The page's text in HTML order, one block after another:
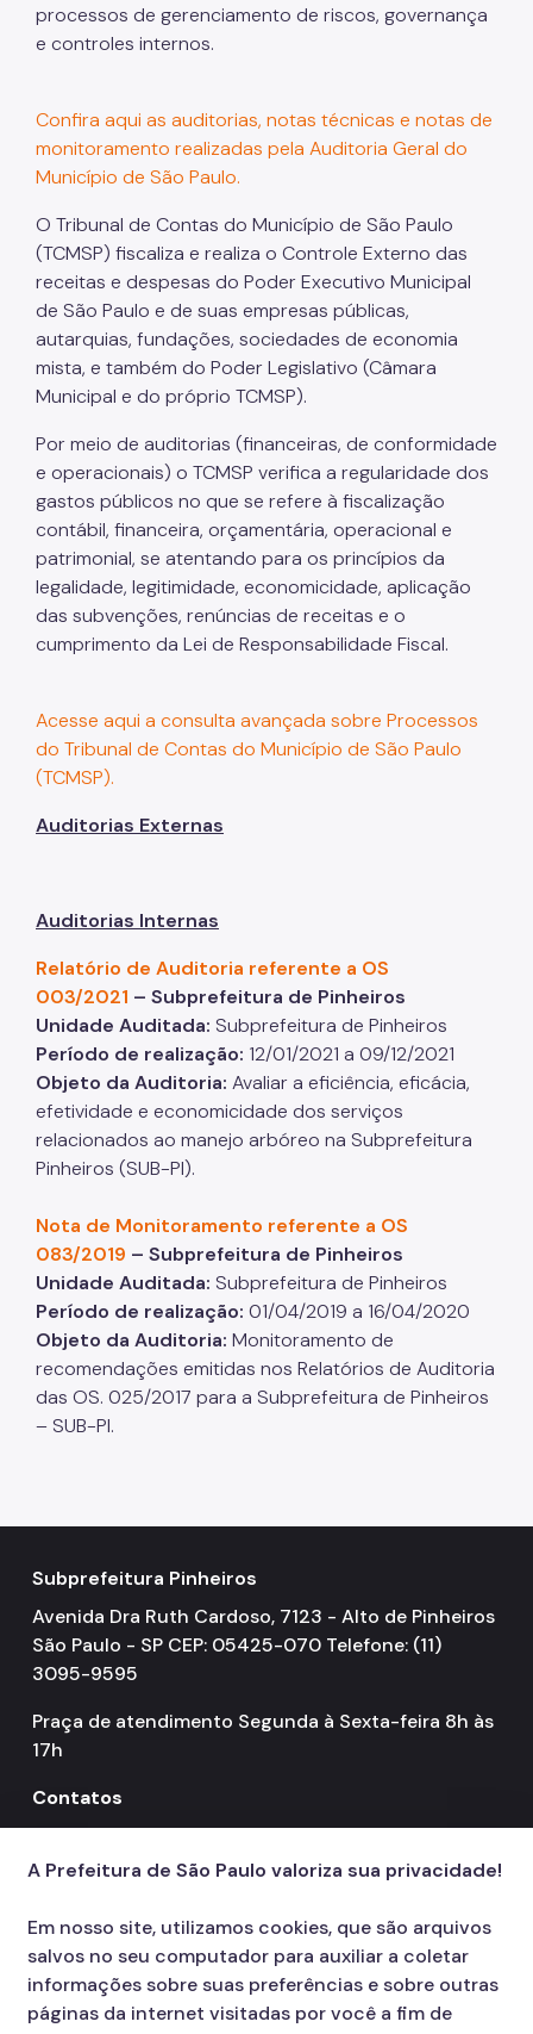
processos de gerenciamento de riscos, governança
e controles internos.
Confira aqui as auditorias, notas técnicas e notas de
monitoramento realizadas pela Auditoria Geral do
Município de São Paulo.
O Tribunal de Contas do Município de São Paulo
(TCMSP) fiscaliza e realiza o Controle Externo das
receitas e despesas do Poder Executivo Municipal
de São Paulo e de suas empresas públicas,
autarquias, fundações, sociedades de economia
mista, e também do Poder Legislativo (Câmara
Municipal e do próprio TCMSP).
Por meio de auditorias (financeiras, de conformidade
e operacionais) o TCMSP verifica a regularidade dos
gastos públicos no que se refere à fiscalização
contábil, financeira, orçamentária, operacional e
patrimonial, se atentando para os princípios da
legalidade, legitimidade, economicidade, aplicação
das subvenções, renúncias de receitas e o
cumprimento da Lei de Responsabilidade Fiscal.
Acesse aqui a consulta avançada sobre Processos
do Tribunal de Contas do Município de São Paulo
(TCMSP).
Auditorias Externas
Auditorias Internas
Relatório de Auditoria referente a OS
003/2021 – Subprefeitura de Pinheiros
Unidade Auditada: Subprefeitura de Pinheiros
Período de realização: 12/01/2021 a 09/12/2021
Objeto da Auditoria: Avaliar a eficiência, eficácia,
efetividade e economicidade dos serviços
relacionados ao manejo arbóreo na Subprefeitura
Pinheiros (SUB-PI).
Nota de Monitoramento referente a OS
083/2019 – Subprefeitura de Pinheiros
Unidade Auditada: Subprefeitura de Pinheiros
Período de realização: 01/04/2019 a 16/04/2020
Objeto da Auditoria: Monitoramento de
recomendações emitidas nos Relatórios de Auditoria
das OS. 025/2017 para a Subprefeitura de Pinheiros
– SUB-PI.
Subprefeitura Pinheiros
Avenida Dra Ruth Cardoso, 7123 - Alto de Pinheiros
São Paulo - SP CEP: 05425-070 Telefone: (11)
3095-9595
Praça de atendimento Segunda à Sexta-feira 8h às
17h
Contatos
156
A Prefeitura de São Paulo valoriza sua privacidade!
Em nosso site, utilizamos cookies, que são arquivos
salvos no seu computador para auxiliar a coletar
informações sobre suas preferências e sobre outras
páginas da internet visitadas por você a fim de